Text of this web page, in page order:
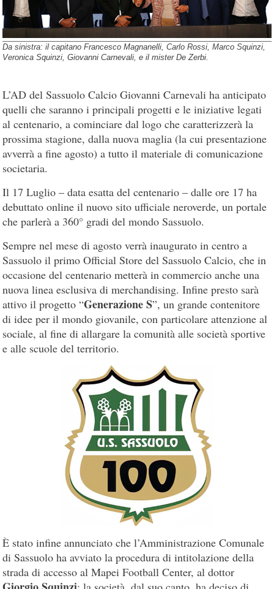
Da sinistra: il capitano Francesco Magnanelli, Carlo Rossi, Marco Squinzi,
Veronica Squinzi, Giovanni Carnevali, e il mister De Zerbi.
L’AD del Sassuolo Calcio Giovanni Carnevali ha anticipato
quelli che saranno i principali progetti e le iniziative legati
al centenario, a cominciare dal logo che caratterizzerà la
prossima stagione, dalla nuova maglia (la cui presentazione
avverrà a fine agosto) a tutto il materiale di comunicazione
societaria.
Il 17 Luglio – data esatta del centenario – dalle ore 17 ha
debuttato online il nuovo sito ufficiale neroverde, un portale
che parlerà a 360° gradi del mondo Sassuolo.
Sempre nel mese di agosto verrà inaugurato in centro a
Sassuolo il primo Official Store del Sassuolo Calcio, che in
occasione del centenario metterà in commercio anche una
nuova linea esclusiva di merchandising. Infine presto sarà
attivo il progetto “Generazione S”, un grande contenitore
di idee per il mondo giovanile, con particolare attenzione al
sociale, al fine di allargare la comunità alle società sportive
e alle scuole del territorio.
È stato infine annunciato che l’Amministrazione Comunale
di Sassuolo ha avviato la procedura di intitolazione della
strada di accesso al Mapei Football Center, al dottor